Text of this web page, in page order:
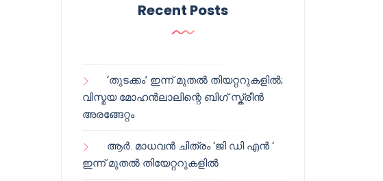
Recent Posts
‘തുടക്കം’ ഇന്ന് മുതൽ തിയറ്ററുകളിൽ;
വിസ്മയ മോഹൻലാലിന്റെ ബിഗ് സ്ക്രീൻ
അരങ്ങേറ്റം
ആർ. മാധവൻ ചിത്രം ‘ജി ഡി എൻ ‘
ഇന്ന് മുതൽ തിയേറ്ററുകളിൽ